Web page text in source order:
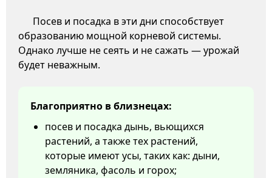
Посев и посадка в эти дни способствует
образованию мощной корневой системы.
Однако лучше не сеять и не сажать — урожай
будет неважным.
Благоприятно в близнецах:
посев и посадка дынь, вьющихся
растений, а также тех растений,
которые имеют усы, таких как: дыни,
земляника, фасоль и горох;